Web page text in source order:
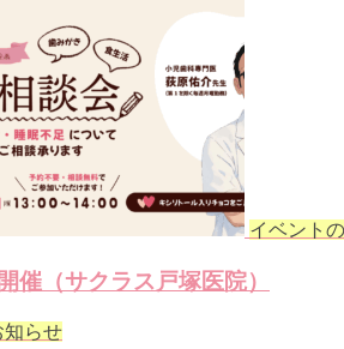
イベント
催（サクラス戸塚医院）
知らせ